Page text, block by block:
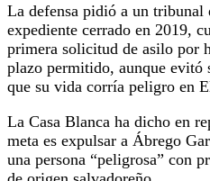
La defensa pidió a un
expediente cerrado en 2019,
primera solicitud de asilo por
plazo permitido, aunque evitó
que su vida corría peligro en
La Casa Blanca ha dicho en
meta es expulsar a Ábrego
una persona “peligrosa” con